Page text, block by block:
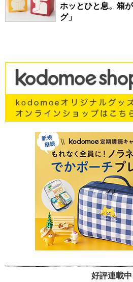
ホッとひと息。箱
グ」
好評連載中